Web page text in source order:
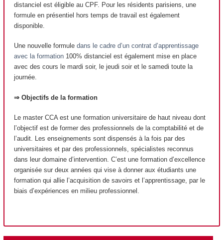
distanciel est éligible au CPF. Pour les résidents parisiens, une
formule en présentiel hors temps de travail est également
disponible.
Une nouvelle formule dans le cadre d’un contrat d’apprentissage
avec la formation 100% distanciel est également mise en place
avec des cours le mardi soir, le jeudi soir et le samedi toute la
journée.
⇒ Objectifs de la formation
Le master CCA est une formation universitaire de haut niveau dont
l’objectif est de former des professionnels de la comptabilité et de
l’audit. Les enseignements sont dispensés à la fois par des
universitaires et par des professionnels, spécialistes reconnus
dans leur domaine d’intervention. C’est une formation d’excellence
organisée sur deux années qui vise à donner aux étudiants une
formation qui allie l’acquisition de savoirs et l’apprentissage, par le
biais d’expériences en milieu professionnel.